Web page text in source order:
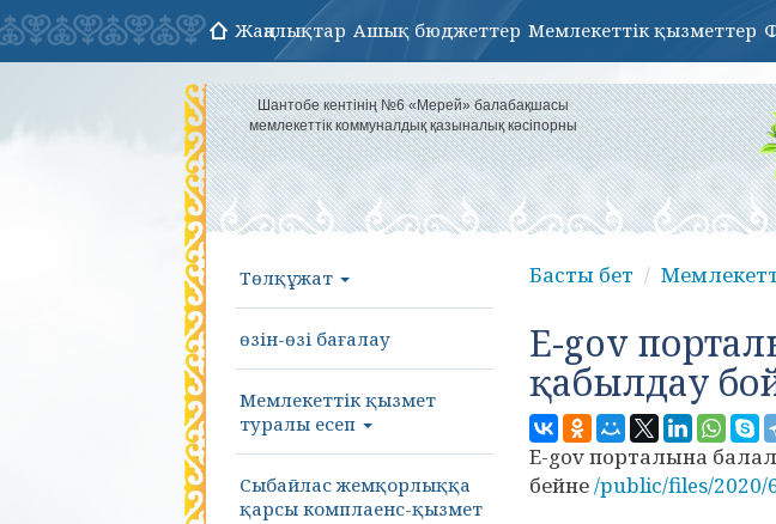
Жаңалықтар Ашық бюджеттер Мемлекеттік қызметтер
Шантобе кентінің №6 «Мерей» балабақшасы
мемлекеттік коммуналдық қазыналық кәсіпорны
Төлқұжат
өзін-өзі бағалау
Мемлекеттік қызмет
туралы есеп
Сыбайлас жемқорлыққа
қарсы комплаенс-қызмет
Басты бет
E-gov
қабылдау
E-gov порталына
бейне/public/files/2020/